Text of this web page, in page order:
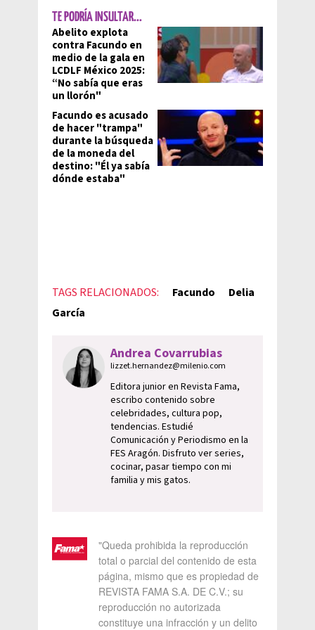
TE PODRÍA INSULTAR...
Abelito explota
contra Facundo en
medio de la gala en
LCDLF México 2025:
“No sabía que eras
un llorón"
Facundo es acusado
de hacer "trampa"
durante la búsqueda
de la moneda del
destino: "Él ya sabía
dónde estaba"
TAGS RELACIONADOS: Facundo
Delia
García
Andrea Covarrubias
lizzet.hernandez@milenio.com
Editora junior en Revista Fama,
escribo contenido sobre
celebridades, cultura pop,
tendencias. Estudié
Comunicación y Periodismo en la
FES Aragón. Disfruto ver series,
cocinar, pasar tiempo con mi
familia y mis gatos.
"Queda prohibida la reproducción
total o parcial del contenido de esta
página, mismo que es propiedad de
REVISTA FAMA S.A. DE C.V.; su
reproducción no autorizada
constituye una infracción y un delito